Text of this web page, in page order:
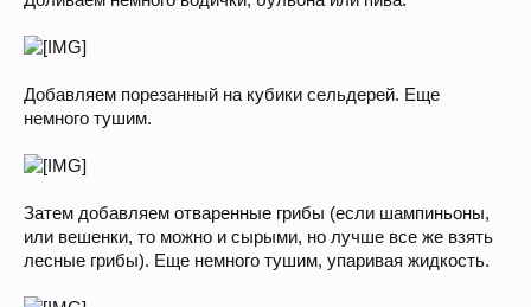
Добавляем порезанный на кубики сельдерей. Еще
немного тушим.
Затем добавляем отваренные грибы (если шампиньоны,
или вешенки, то можно и сырыми, но лучше все же взять
лесные грибы). Еще немного тушим, упаривая жидкость.